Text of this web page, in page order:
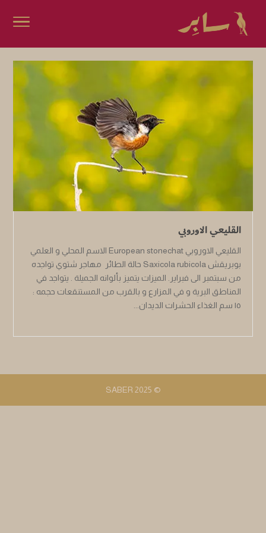
القليعي الاوروبي
القليعي الاوروبي European stonechat الاسم المحلي و العلمي
بوبريقش Saxicola rubicola حالة الطائر مهاجر شتوي تواجده
من سبتمبر الى فبراير. الميزات يتميز بألوانه الجميلة . يتواجد في
المناطق البرية و في المزارع و بالقرب من المستنقعات حجمه :
١٥ سم الغذاء الحشرات الديدان...
© 2025 SABER